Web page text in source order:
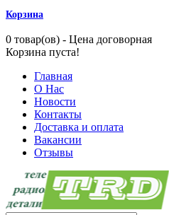
Корзина
0 товар(ов) - Цена договорная
Корзина пуста!
Главная
О Нас
Новости
Контакты
Доставка и оплата
Вакансии
Отзывы